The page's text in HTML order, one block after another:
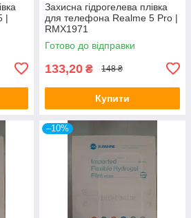
|
Захисна гідрогелева плівка
для телефона Realme 5 Pro |
RMX1971
Готово до відправки
133,20 ₴ 148 ₴
Купити
–10%